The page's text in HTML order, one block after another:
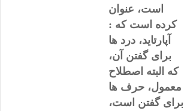
است، عنوان
کرده است که :
آپارتاید، درد ها
برای گفتن آن،
که البته اصطلاح
معمول، حرف ها
برای گفتن است،